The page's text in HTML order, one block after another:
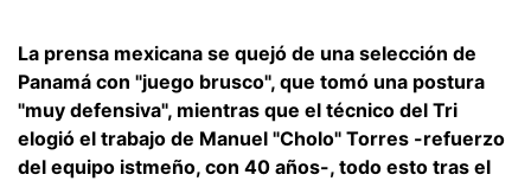
La prensa mexicana se quejó de una selección de
Panamá con "juego brusco", que tomó una postura
"muy defensiva", mientras que el técnico del Tri
elogió el trabajo de Manuel "Cholo" Torres -refuerzo
del equipo istmeño, con 40 años-, todo esto tras el